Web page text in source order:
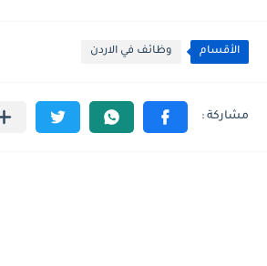
الأقسام وظائف في الاردن